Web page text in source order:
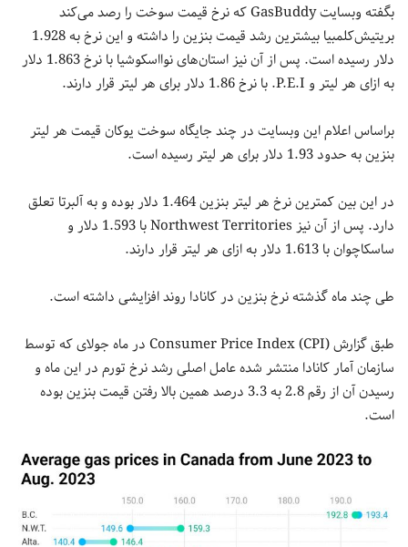
بگفته وبسایت GasBuddy که نرخ قیمت سوخت را رصد می‌کند
بریتیش‌کلمبیا بیشترین رشد قیمت بنزین را داشته و این نرخ به 1.928
دلار رسیده است. پس از آن نیز استان‌های نوااسکوشیا با نرخ 1.863 دلار
به ازای هر لیتر و P.E.I. با نرخ 1.86 دلار برای هر لیتر قرار دارند.
براساس اعلام این وبسایت در چند جایگاه سوخت یوکان قیمت هر لیتر
بنزین به حدود 1.93 دلار برای هر لیتر رسیده است.
در این بین کمترین نرخ هر لیتر بنزین 1.464 دلار بوده و به آلبرتا تعلق
دارد. پس از آن نیز Northwest Territories با 1.593 دلار و
ساسکاچوان با 1.613 دلار به ازای هر لیتر قرار دارند.
طی چند ماه گذشته نرخ بنزین در کانادا روند افزایشی داشته است.
طبق گزارش Consumer Price Index (CPI) در ماه جولای که توسط
سازمان آمار کانادا منتشر شده عامل اصلی رشد نرخ تورم در این ماه و
رسیدن آن از رقم 2.8 به 3.3 درصد همین بالا رفتن قیمت بنزین بوده
است.